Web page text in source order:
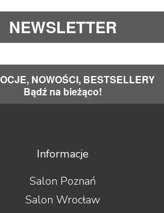
NEWSLETTER
NOWOŚCI, BESTSELLERY
Bądź na bieżąco!
Informacje
Salon Poznań
Salon Wrocław